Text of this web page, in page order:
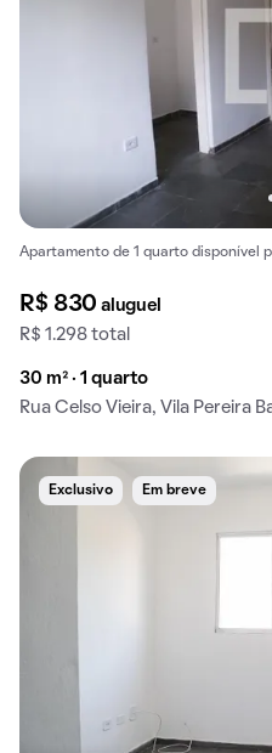
Apartamento de 1 quarto disponível
R$ 830aluguel
R$ 1.298 total
30 m² · 1 quarto
Rua Celso Vieira, Vila Pereira
Exclusivo Em breve